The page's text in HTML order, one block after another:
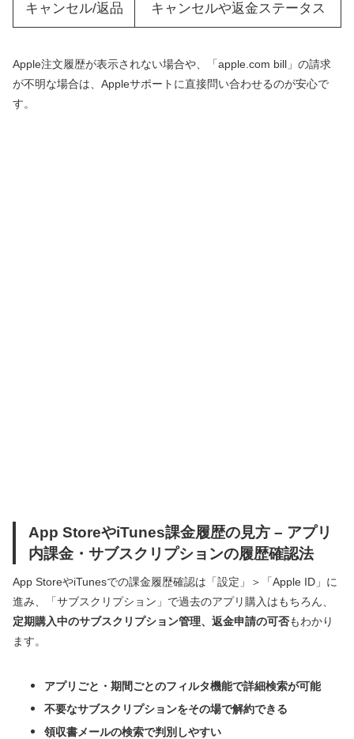
キャンセル/返品 キャンセルや返金ステータス
Apple注文履歴が表示されない場合や、「apple.com bill」の請求
が不明な場合は、Appleサポートに直接問い合わせるのが安心で
す。
App StoreやiTunes課金履歴の見方 – アプリ
内課金・サブスクリプションの履歴確認法
App StoreやiTunesでの課金履歴確認は「設定」＞「Apple ID」に
進み、「サブスクリプション」で過去のアプリ購入はもちろん、
定期購入中のサブスクリプション管理、返金申請の可否もわかり
ます。
アプリごと・期間ごとのフィルタ機能で詳細検索が可能
不要なサブスクリプションをその場で解約できる
領収書メールの検索で判別しやすい